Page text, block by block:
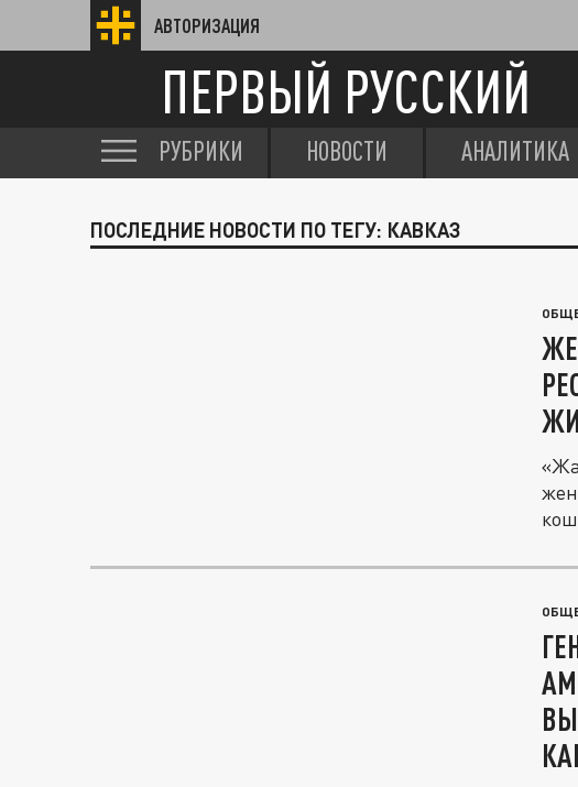
АВТОРИЗАЦИЯ
ПЕРВЫЙ РУССКИЙ
РУБРИКИ НОВОСТИ АНАЛИТИКА
ПОСЛЕДНИЕ НОВОСТИ ПО ТЕГУ: КАВКАЗ